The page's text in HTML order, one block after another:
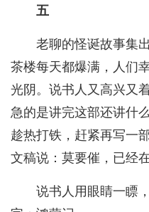
五
老聊的怪诞故事集
茶楼每天都爆满，人们
光阴。说书人又高兴又
急的是讲完这部还讲什
趁热打铁，赶紧再写一
文稿说：莫要催，已经在
说书人用眼睛一瞟